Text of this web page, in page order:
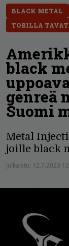
BLACK METAL
TORILLA
black
genreä
Suomi
Metal
joille black
Julkaistu: 12.7.2023